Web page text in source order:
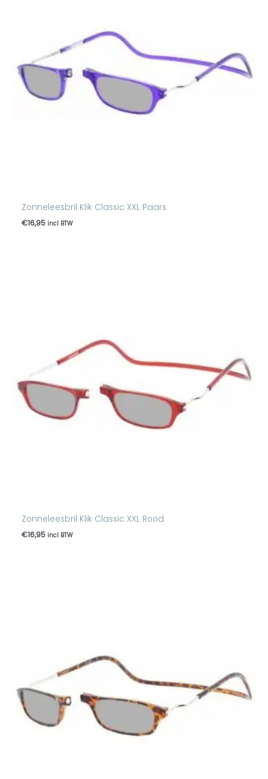
Zonneleesbril Klik Classic XXL Paars
€16,95 incl BTW
Zonneleesbril Klik Classic XXL Rood
€16,95 incl BTW